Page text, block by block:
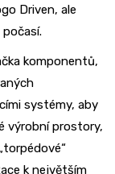
Driven, ale
komponentů,
systémy, aby
výrobní prostory,
k největším